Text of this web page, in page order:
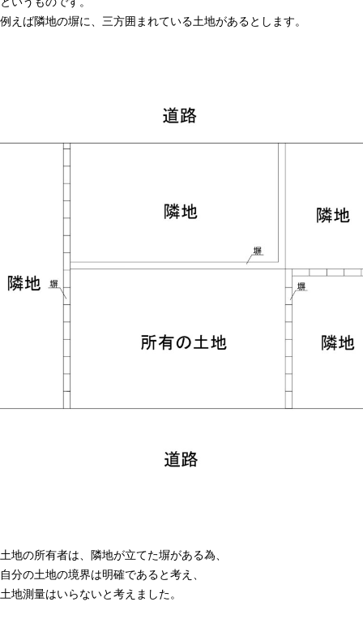
例えば隣地の塀に、三方囲まれている土地があるとします。
土地の所有者は、隣地が立てた塀がある為、
自分の土地の境界は明確であると考え、
土地測量はいらないと考えました。